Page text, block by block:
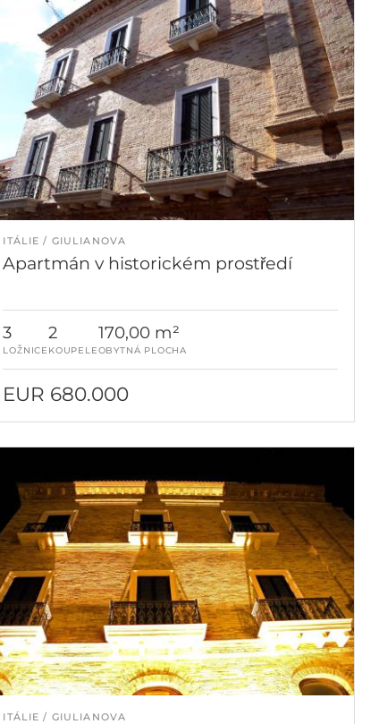
ITÁLIE GIULIANOVA
Apartmán v historickém prostředí
3
LOŽNICE
2
KOUPELE
170,00 m²
OBYTNÁ PLOCHA
EUR 680.000
ITÁLIE GIULIANOVA